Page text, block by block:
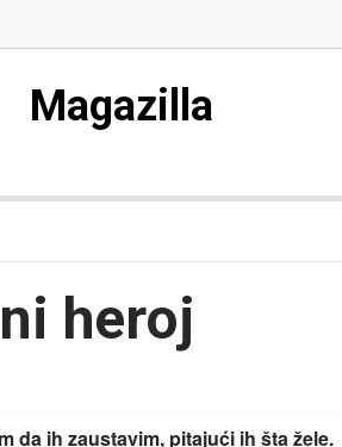
Magazilla
heroj
da ih zaustavim, pitajući ih šta žele.